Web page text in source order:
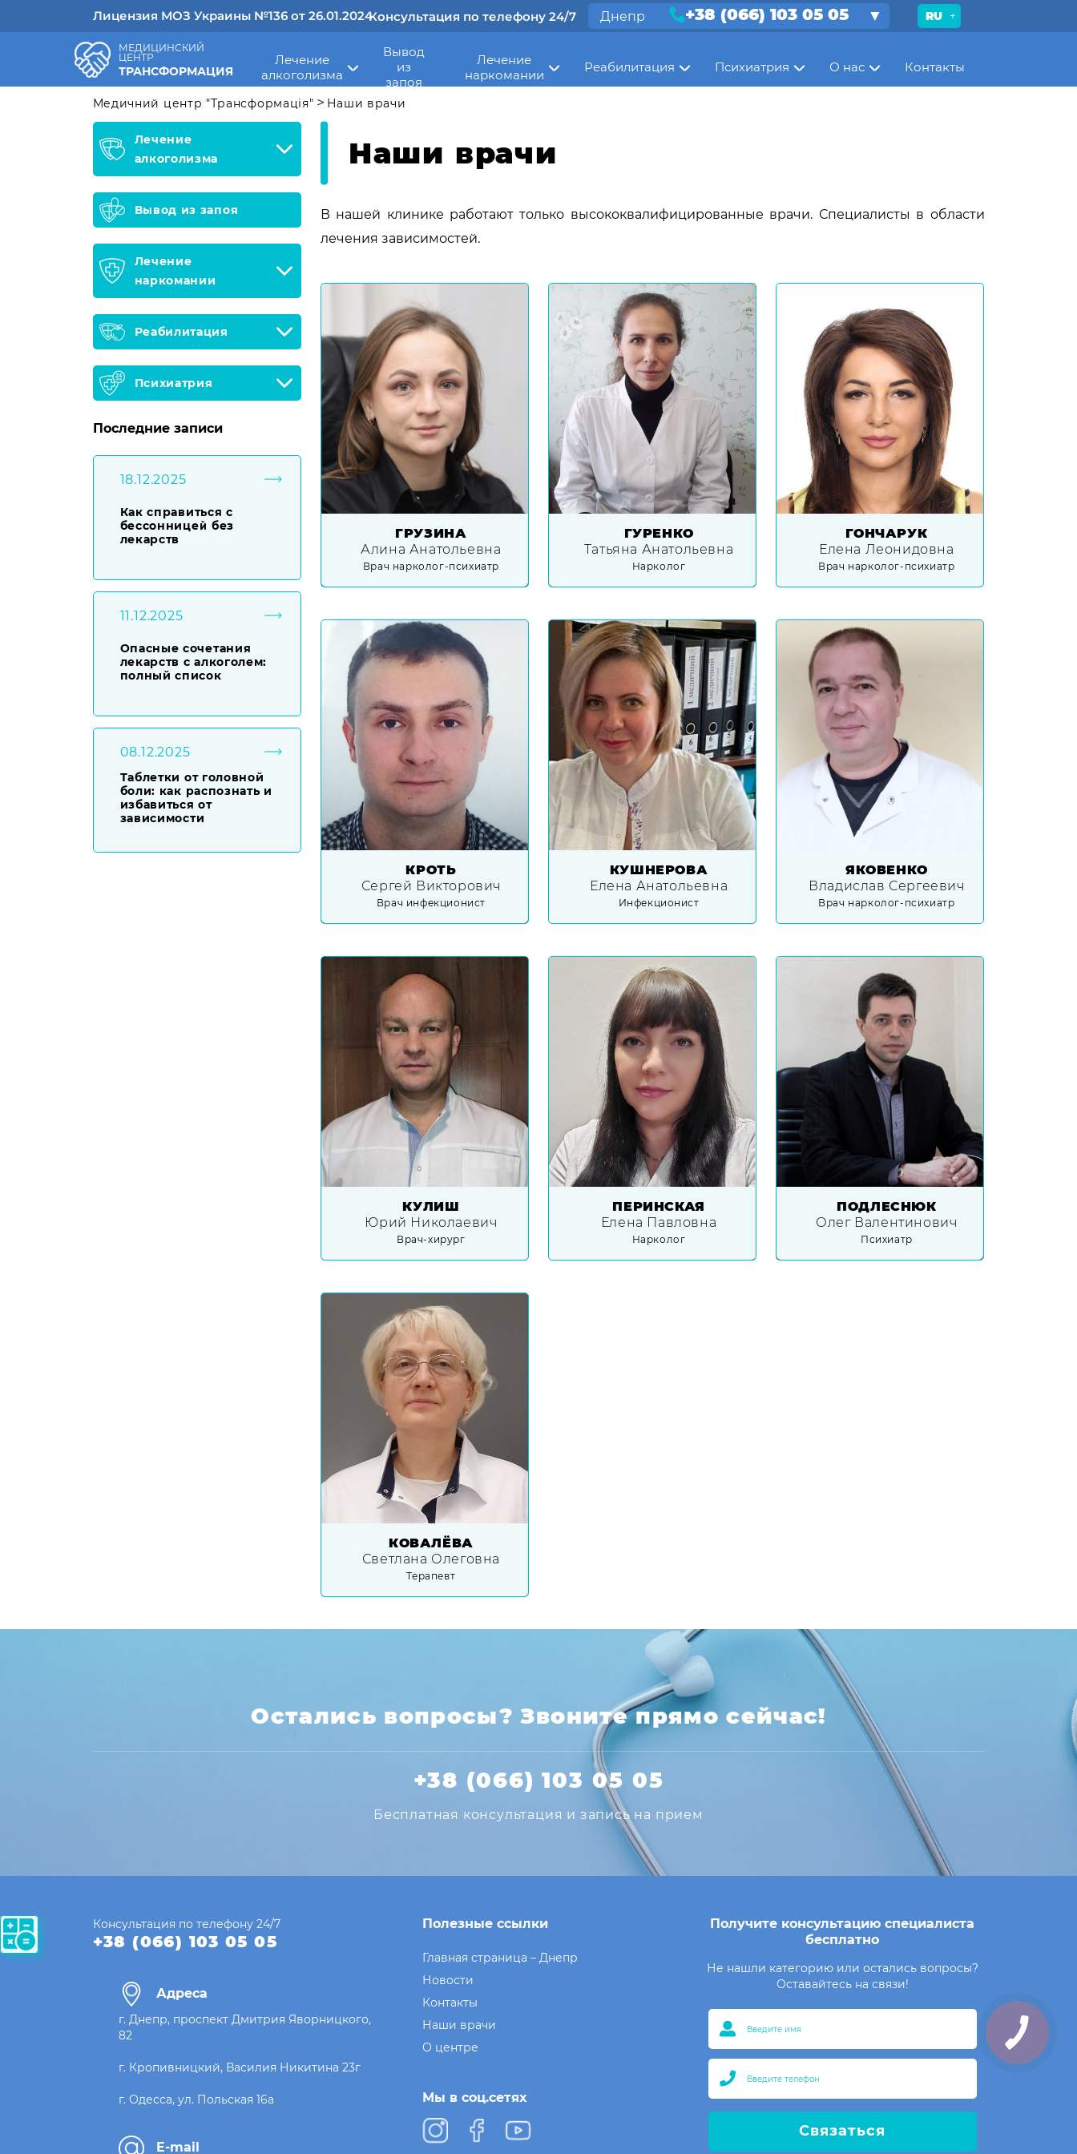
Лицензия МОЗ Украины №136 от 26.01.2024Консультация по телефону 24/7 Днепр +38 (066) 103 05 05 RU
МЕДИЦИНСКИЙ
ЦЕНТР
ТРАНСФОРМАЦИЯ
Лечение
алкоголизма
Вывод
из
запоя
Лечение
наркомании
Реабилитация Психиатрия О нас Контакты
Медичний центр "Трансформація" > Наши врачи
Лечение
алкоголизма
Вывод из запоя
Лечение
наркомании
Реабилитация
Психиатрия
Последние записи
Как справиться с
бессонницей без
лекарств
18.12.2025
Опасные сочетания
лекарств с алкоголем:
полный список
11.12.2025
Таблетки от головной
боли: как распознать и
избавиться от
зависимости
08.12.2025
Наши врачи
В нашей клинике работают только высококвалифицированные врачи. Специалисты в области
лечения зависимостей.
ГРУЗИНА
Алина Анатольевна
Врач нарколог-психиатр
ГУРЕНКО
Татьяна Анатольевна
Нарколог
ГОНЧАРУК
Елена Леонидовна
Врач нарколог-психиатр
КРОТЬ
Сергей Викторович
Врач инфекционист
КУШНЕРОВА
Елена Анатольевна
Инфекционист
ЯКОВЕНКО
Владислав Сергеевич
Врач нарколог-психиатр
КУЛИШ
Юрий Николаевич
Врач-хирург
ПЕРИНСКАЯ
Елена Павловна
Нарколог
ПОДЛЕСНЮК
Олег Валентинович
Психиатр
КОВАЛЁВА
Светлана Олеговна
Терапевт
Остались вопросы? Звоните прямо сейчас!
+38 (066) 103 05 05
Бесплатная консультация и запись на прием
Консультация по телефону 24/7
+38 (066) 103 05 05
Адреса
г. Днепр, проспект Дмитрия Яворницкого,
82
г. Кропивницкий, Василия Никитина 23г
г. Одесса, ул. Польская 16а
E-mail
Полезные ссылки
Главная страница – Днепр
Новости
Контакты
Наши врачи
О центре
Мы в соц.сетях
Получите консультацию специалиста
бесплатно
Не нашли категорию или остались вопросы?
Оставайтесь на связи!
Связаться